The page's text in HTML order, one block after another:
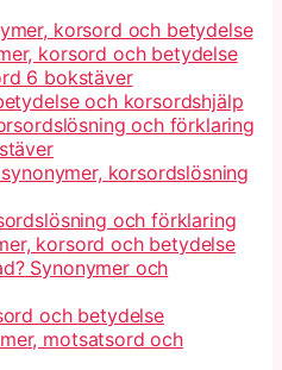
korsord och betydelse
korsord och betydelse
6 bokstäver
och korsordshjälp
och förklaring
korsordslösning
och förklaring
korsord och betydelse
Synonymer och
och betydelse
motsatsord och